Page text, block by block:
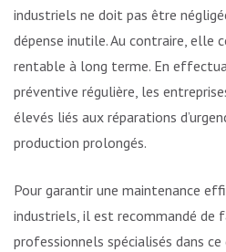
industriels ne doit pas être
dépense inutile. Au contraire, elle
rentable à long terme. En
préventive régulière, les
élevés liés aux réparations
production prolongés.
Pour garantir une maintenance
industriels, il est recommandé de
professionnels spécialisés dans ce